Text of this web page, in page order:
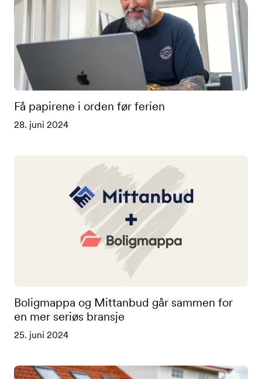
Få papirene i orden før ferien
28. juni 2024
Boligmappa og Mittanbud går sammen for
en mer seriøs bransje
25. juni 2024